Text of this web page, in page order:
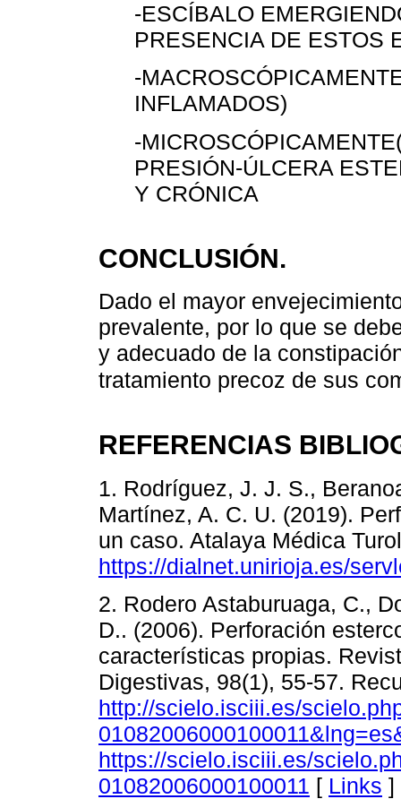
-ESCÍBALO
PRESENCIA DE ESTOS
-
INFLAMADOS)
-
PRESIÓN-ÚLCERA
Y CRÓNICA
CONCLUSIÓN.
Dado el mayor
prevalente, por lo que se
y adecuado de la
tratamiento precoz de sus
REFERENCIAS
1. Rodríguez, J. J. S.,
Martínez, A. C. U. (2019).
un caso. Atalaya Médica
https://dialnet.unirioja.es/
2. Rodero Astaburuaga, C.,
D.. (2006). Perforación
características propias.
Digestivas, 98(1), 55-57.
http://scielo.isciii.es/
https://scielo.isciii.es/
01082006000100011 [ Links ]